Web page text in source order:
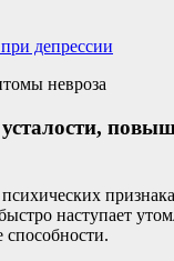
депрессии
наступает
способности.